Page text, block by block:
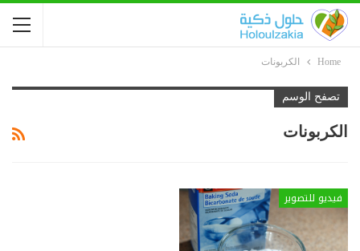
Home الكربونات
تصفح الوسم
الكربونات
فيديو للتصوير